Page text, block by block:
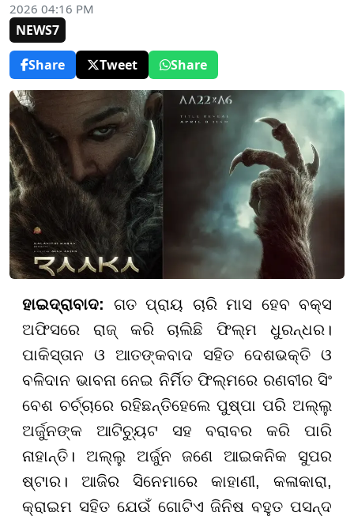
2026 04:16 PM
NEWS7
Share
Tweet Share
ହାଇଦ୍ରାବାଦ: ଗତ ପ୍ରାୟ ଚାରି ମାସ ହେବ ବକ୍ସ
ଅଫିସରେ ରାଜ୍ କରି ଚାଲିଛି ଫିଲ୍ମ ଧୁରନ୍ଧର।
ପାକିସ୍ତାନ ଓ ଆତଙ୍କବାଦ ସହିତ ଦେଶଭକ୍ତି ଓ
ବଳିଦାନ ଭାବନା ନେଇ ନିର୍ମିତ ଫିଲ୍ମରେ ରଣବୀର ସିଂ
ବେଶ ଚର୍ଚ୍ଚାରେ ରହିଛନ୍ତିହେଲେ ପୁଷ୍ପା ପରି ଅଲ୍ଲୁ
ଅର୍ଜୁନଙ୍କ ଆଟିଚ୍ୟୁଟ ସହ ବରାବର କରି ପାରି
ନାହାନ୍ତି। ଅଲ୍ଲୁ ଅର୍ଜୁନ ଜଣେ ଆଇକନିକ ସୁପର
ଷ୍ଟାର। ଆଜିର ସିନେମାରେ କାହାଣୀ, କଳାକାରା,
କ୍ରାଇମ ସହିତ ଯେଉଁ ଗୋଟିଏ ଜିନିଷ ବହୁତ ପସନ୍ଦ